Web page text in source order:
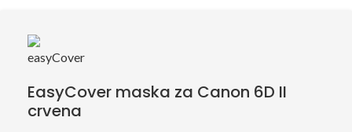
EasyCover maska za Canon 6D II
crvena